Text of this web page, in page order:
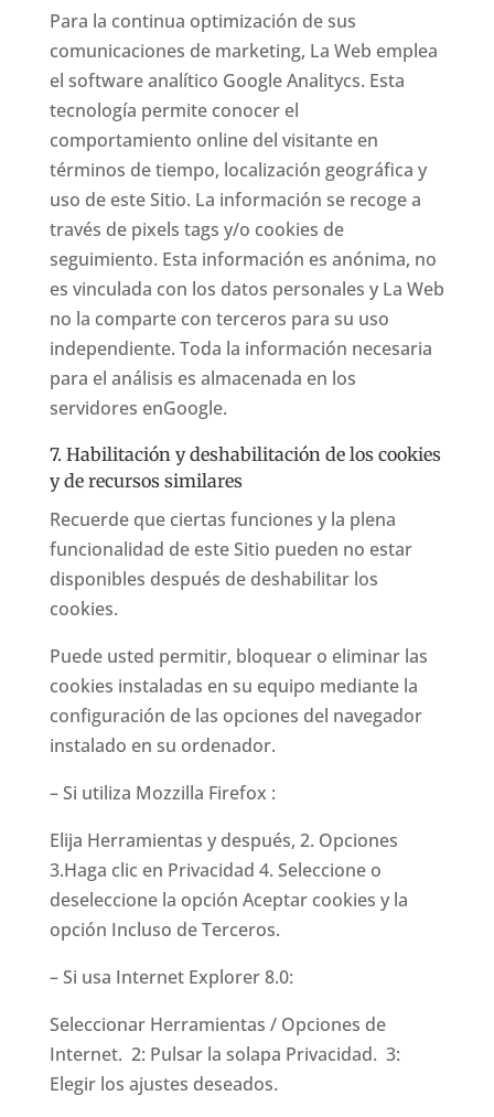
Para la continua optimización de sus
comunicaciones de marketing, La Web emplea
el software analítico Google Analitycs. Esta
tecnología permite conocer el
comportamiento online del visitante en
términos de tiempo, localización geográfica y
uso de este Sitio. La información se recoge a
través de pixels tags y/o cookies de
seguimiento. Esta información es anónima, no
es vinculada con los datos personales y La Web
no la comparte con terceros para su uso
independiente. Toda la información necesaria
para el análisis es almacenada en los
servidores enGoogle.
7. Habilitación y deshabilitación de los cookies
y de recursos similares
Recuerde que ciertas funciones y la plena
funcionalidad de este Sitio pueden no estar
disponibles después de deshabilitar los
cookies.
Puede usted permitir, bloquear o eliminar las
cookies instaladas en su equipo mediante la
configuración de las opciones del navegador
instalado en su ordenador.
– Si utiliza Mozzilla Firefox :
Elija Herramientas y después, 2. Opciones
3.Haga clic en Privacidad 4. Seleccione o
deseleccione la opción Aceptar cookies y la
opción Incluso de Terceros.
– Si usa Internet Explorer 8.0:
Seleccionar Herramientas / Opciones de
Internet. 2: Pulsar la solapa Privacidad. 3:
Elegir los ajustes deseados.